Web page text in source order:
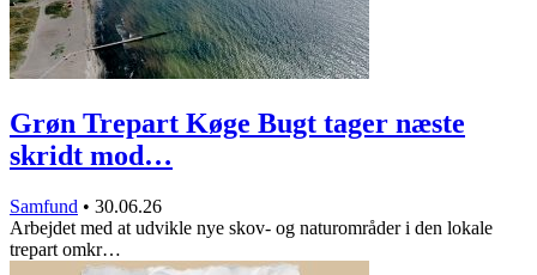
Grøn Trepart Køge Bugt tager næste
skridt mod…
Samfund • 30.06.26
Arbejdet med at udvikle nye skov- og naturområder i den lokale
trepart omkr…